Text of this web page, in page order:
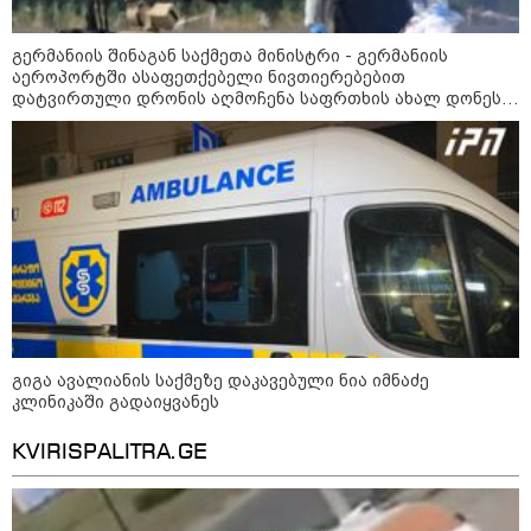
14:23 / 05-08-2026
ევროპელმა და რუსმა ყოფილმა
მაღალჩინოსნებმა უკრაინაში ომთან
დაკავშირებით მოლაპარაკებები
გამართეს - რა არის ცნობილი
შეხვედრაზე
09:55 / 05-08-2026
მორიგი თავდასხმა Wildberries-
ხანძარია
გერმანიის შინაგან საქმეთა მინისტრი - გერმანიის
აეროპორტში ასაფეთქებელი ნივთიერებებით
დატვირთული დრონის აღმოჩენა საფრთხის ახალ დონეს
აღნიშნავს
გიგა ავალიანის საქმეზე დაკავებული ნია იმნაძე
კლინიკაში გადაიყვანეს
KVIRISPALITRA.GE